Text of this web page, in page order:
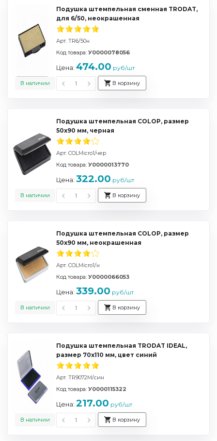
Подушка штемпельная сменная TRODAT,
для 6/50, неокрашенная
Арт. TR6/50н
В наличии
Код товара: У0000078056
Цена: 474.00 руб/шт
В корзину
Подушка штемпельная COLOP, размер
50х90 мм, черная
Арт. COLMicro1/чер
В наличии
Код товара: У0000013770
Цена: 322.00 руб/шт
В корзину
Подушка штемпельная COLOP, размер
50х90 мм, неокрашенная
Арт. COLMicro1/н
В наличии
Код товара: У0000066053
Цена: 339.00 руб/шт
В корзину
Подушка штемпельная TRODAT IDEAL,
размер 70х110 мм, цвет синий
Арт. TR9072M/син
В наличии
Код товара: У0000115322
Цена: 217.00 руб/шт
В корзину